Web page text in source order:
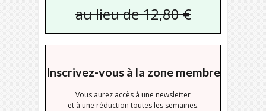
au lieu de 12,80 €
Inscrivez-vous à la zone membre
Vous aurez accès à une newsletter
et à une réduction toutes les semaines.